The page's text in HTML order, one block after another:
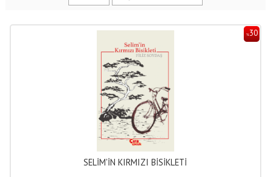
%30
SELİM'İN KIRMIZI BİSİKLETİ